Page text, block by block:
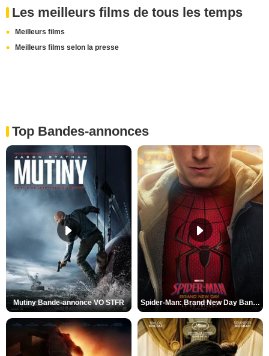
Les meilleurs films de tous les temps
Meilleurs films
Meilleurs films selon la presse
Top Bandes-annonces
Mutiny Bande-annonce VO STFR Spider-Man: Brand New Day Bande-annonce VO STFR